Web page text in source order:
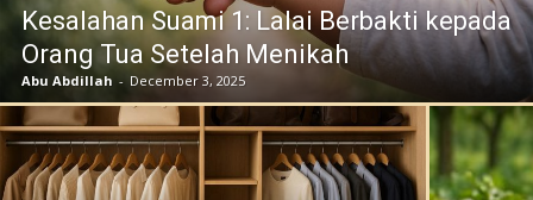
Kesalahan Suami 1: Lalai Berbakti kepada
Orang Tua Setelah Menikah
Abu Abdillah - December 3, 2025